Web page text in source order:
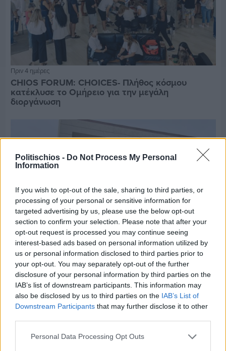
Politischios - Do Not Process My Personal
Information
If you wish to opt-out of the sale, sharing to third parties, or
processing of your personal or sensitive information for
targeted advertising by us, please use the below opt-out
section to confirm your selection. Please note that after your
opt-out request is processed you may continue seeing
interest-based ads based on personal information utilized by
us or personal information disclosed to third parties prior to
your opt-out. You may separately opt-out of the further
disclosure of your personal information by third parties on the
IAB’s list of downstream participants. This information may
also be disclosed by us to third parties on the IAB’s List of
Downstream Participants that may further disclose it to other
Personal Data Processing Opt Outs
Πριν 4 ημέρες
CHIOS FORUM: CHOICES- Πλήθος κόσμου
κατέκλυσε το Ομήρειο για την μεγάλη
διοργάνωση
Πριν 4 ημέρες
Οδηγοί Δασικών Υπηρεσιών: Ζητούν ένταξη στο
ανθυγιεινό επίδομα